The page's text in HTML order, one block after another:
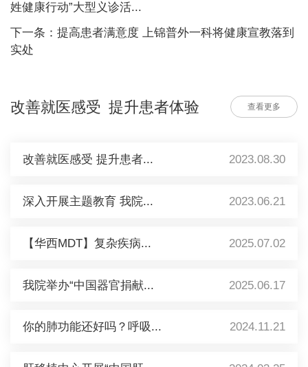
姓健康行动”大型义诊活...
下一条：提高患者满意度 上锦普外一科将健康宣教落到
实处
改善就医感受 提升患者体验 查看更多
改善就医感受 提升患者... 2023.08.30
深入开展主题教育 我院... 2023.06.21
【华西MDT】复杂疾病... 2025.07.02
我院举办“中国器官捐献... 2025.06.17
你的肺功能还好吗？呼吸... 2024.11.21